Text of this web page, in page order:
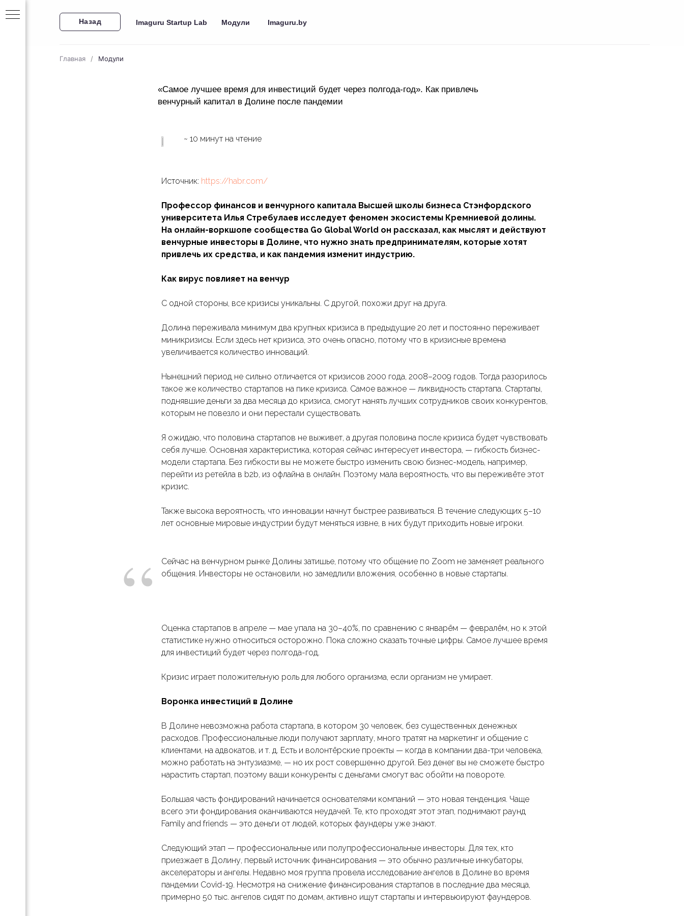
Imaguru Startup Lab
Назад Модули Imaguru.by
Главная / Модули
«Самое лучшее время для инвестиций будет через полгода-год». Как привлечь
венчурный капитал в Долине после пандемии
~ 10 минут на чтение
Источник: https://habr.com/
Профессор финансов и венчурного капитала Высшей школы бизнеса Стэнфордского
университета Илья Стребулаев исследует феномен экосистемы Кремниевой долины.
На онлайн-воркшопе сообщества Go Global World он рассказал, как мыслят и действуют
венчурные инвесторы в Долине, что нужно знать предпринимателям, которые хотят
привлечь их средства, и как пандемия изменит индустрию.
Как вирус повлияет на венчур
С одной стороны, все кризисы уникальны. С другой, похожи друг на друга.
Долина переживала минимум два крупных кризиса в предыдущие 20 лет и постоянно переживает
миникризисы. Если здесь нет кризиса, это очень опасно, потому что в кризисные времена
увеличивается количество инноваций.
Нынешний период не сильно отличается от кризисов 2000 года, 2008–2009 годов. Тогда разорилось
такое же количество стартапов на пике кризиса. Самое важное — ликвидность стартапа. Стартапы,
поднявшие деньги за два месяца до кризиса, смогут нанять лучших сотрудников своих конкурентов,
которым не повезло и они перестали существовать.
Я ожидаю, что половина стартапов не выживет, а другая половина после кризиса будет чувствовать
себя лучше. Основная характеристика, которая сейчас интересует инвестора, — гибкость бизнес-
модели стартапа. Без гибкости вы не можете быстро изменить свою бизнес-модель, например,
перейти из ретейла в b2b, из офлайна в онлайн. Поэтому мала вероятность, что вы переживёте этот
кризис.
Также высока вероятность, что инновации начнут быстрее развиваться. В течение следующих 5–10
лет основные мировые индустрии будут меняться извне, в них будут приходить новые игроки.
“
Сейчас на венчурном рынке Долины затишье, потому что общение по Zoom не заменяет реального
общения. Инвесторы не остановили, но замедлили вложения, особенно в новые стартапы.
Оценка стартапов в апреле — мае упала на 30–40%, по сравнению с январём — февралём, но к этой
статистике нужно относиться осторожно. Пока сложно сказать точные цифры. Самое лучшее время
для инвестиций будет через полгода-год.
Кризис играет положительную роль для любого организма, если организм не умирает.
Воронка инвестиций в Долине
В Долине невозможна работа стартапа, в котором 30 человек, без существенных денежных
расходов. Профессиональные люди получают зарплату, много тратят на маркетинг и общение с
клиентами, на адвокатов, и т. д. Есть и волонтёрские проекты — когда в компании два-три человека,
можно работать на энтузиазме, — но их рост совершенно другой. Без денег вы не сможете быстро
нарастить стартап, поэтому ваши конкуренты с деньгами смогут вас обойти на повороте.
Большая часть фондирований начинается основателями компаний — это новая тенденция. Чаще
всего эти фондирования оканчиваются неудачей. Те, кто проходят этот этап, поднимают раунд
Family and friends — это деньги от людей, которых фаундеры уже знают.
Следующий этап — профессиональные или полупрофессиональные инвесторы. Для тех, кто
приезжает в Долину, первый источник финансирования — это обычно различные инкубаторы,
акселераторы и ангелы. Недавно моя группа провела исследование ангелов в Долине во время
пандемии Covid-19. Несмотря на снижение финансирования стартапов в последние два месяца,
примерно 50 тыс. ангелов сидят по домам, активно ищут стартапы и интервьюируют фаундеров.